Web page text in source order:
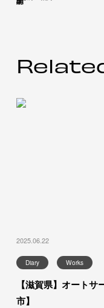
2025.06.22
Diary Works
【滋賀県】オート
市】